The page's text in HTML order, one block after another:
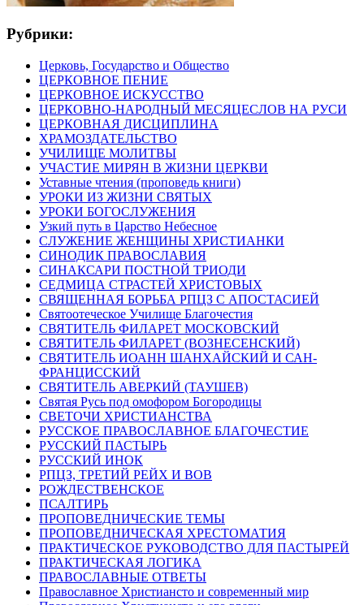
Рубрики:
Церковь, Государство и Общество
ЦЕРКОВНОЕ ПЕНИЕ
ЦЕРКОВНОЕ ИСКУССТВО
ЦЕРКОВНО-НАРОДНЫЙ МЕСЯЦЕСЛОВ НА РУСИ
ЦЕРКОВНАЯ ДИСЦИПЛИНА
ХРАМОЗДАТЕЛЬСТВО
УЧИЛИЩЕ МОЛИТВЫ
УЧАСТИЕ МИРЯН В ЖИЗНИ ЦЕРКВИ
Уставные чтения (проповедь книги)
УРОКИ ИЗ ЖИЗНИ СВЯТЫХ
УРОКИ БОГОСЛУЖЕНИЯ
Узкий путь в Царство Небесное
СЛУЖЕНИЕ ЖЕНЩИНЫ ХРИСТИАНКИ
СИНОДИК ПРАВОСЛАВИЯ
СИНАКСАРИ ПОСТНОЙ ТРИОДИ
СЕДМИЦА СТРАСТЕЙ ХРИСТОВЫХ
СВЯЩЕННАЯ БОРЬБА РПЦЗ С АПОСТАСИЕЙ
Святоотеческое Училище Благочестия
СВЯТИТЕЛЬ ФИЛАРЕТ МОСКОВСКИЙ
СВЯТИТЕЛЬ ФИЛАРЕТ (ВОЗНЕСЕНСКИЙ)
СВЯТИТЕЛЬ ИОАНН ШАНХАЙСКИЙ И САН-
ФРАНЦИССКИЙ
СВЯТИТЕЛЬ АВЕРКИЙ (ТАУШЕВ)
Святая Русь под омофором Богородицы
СВЕТОЧИ ХРИСТИАНСТВА
РУССКОЕ ПРАВОСЛАВНОЕ БЛАГОЧЕСТИЕ
РУССКИЙ ПАСТЫРЬ
РУССКИЙ ИНОК
РПЦЗ, ТРЕТИЙ РЕЙХ И ВОВ
РОЖДЕСТВЕНСКОЕ
ПСАЛТИРЬ
ПРОПОВЕДНИЧЕСКИЕ ТЕМЫ
ПРОПОВЕДНИЧЕСКАЯ ХРЕСТОМАТИЯ
ПРАКТИЧЕСКОЕ РУКОВОДСТВО ДЛЯ ПАСТЫРЕЙ
ПРАКТИЧЕСКАЯ ЛОГИКА
ПРАВОСЛАВНЫЕ ОТВЕТЫ
Православное Христиансто и современный мир